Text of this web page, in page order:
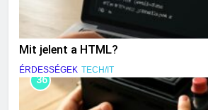
Mit jelent a HTML?
ÉRDESSÉGEK TECH/IT
36